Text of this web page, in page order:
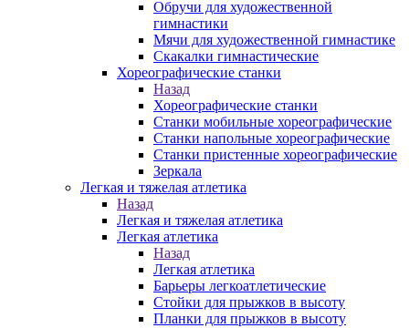
Обручи для художественной
гимнастики
Мячи для художественной гимнастике
Скакалки гимнастические
Хореографические станки
Назад
Хореографические станки
Станки мобильные хореографические
Станки напольные хореографические
Станки пристенные хореографические
Зеркала
Легкая и тяжелая атлетика
Назад
Легкая и тяжелая атлетика
Легкая атлетика
Назад
Легкая атлетика
Барьеры легкоатлетические
Стойки для прыжков в высоту
Планки для прыжков в высоту